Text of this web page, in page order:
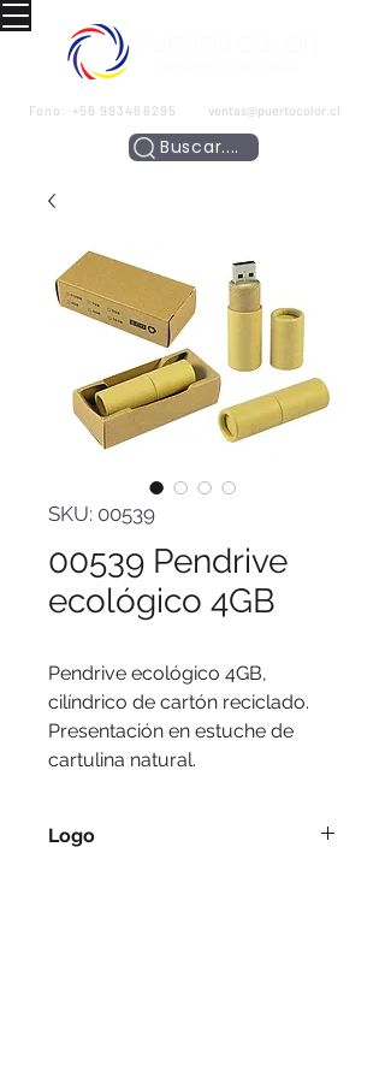
Fono: +56 993466295 ventas@puertocolor.cl
Buscar....
SKU: 00539
00539 Pendrive
ecológico 4GB
Pendrive ecológico 4GB,
cilíndrico de cartón reciclado.
Presentación en estuche de
cartulina natural.
Logo